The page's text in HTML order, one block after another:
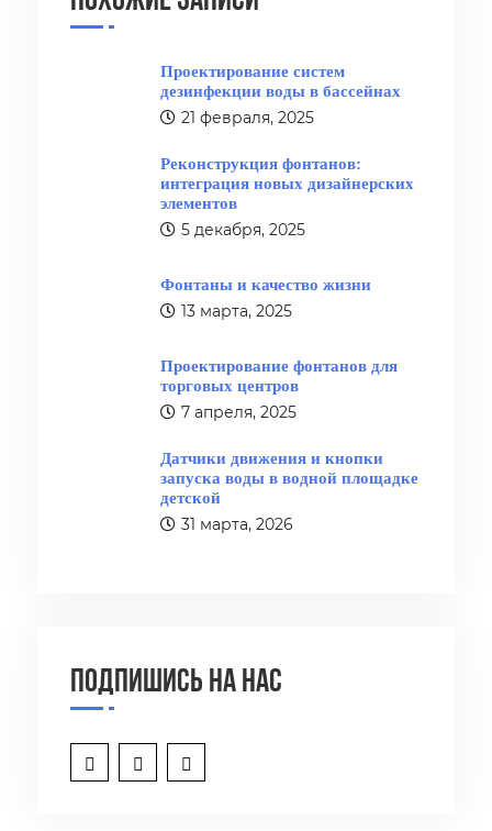
Проектирование систем
дезинфекции воды в бассейнах
21 февраля, 2025
Реконструкция фонтанов:
интеграция новых дизайнерских
элементов
5 декабря, 2025
Фонтаны и качество жизни
13 марта, 2025
Проектирование фонтанов для
торговых центров
7 апреля, 2025
Датчики движения и кнопки
запуска воды в водной площадке
детской
31 марта, 2026
Подпишись на нас